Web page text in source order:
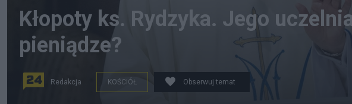
Kłopoty ks. Rydzyka. Jego
pieniądze?
Redakcja KOŚCIÓŁ Obserwuj temat